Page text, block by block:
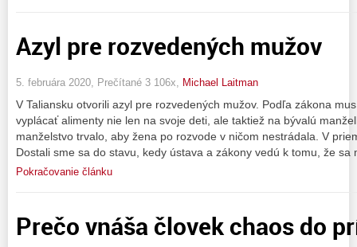
Azyl pre rozvedených mužov
5. februára 2020, Prečítané 3 106x, Michael Laitman
V Taliansku otvorili azyl pre rozvedených mužov. Podľa zákona
vyplácať alimenty nie len na svoje deti, ale taktiež na bývalú
manželstvo trvalo, aby žena po rozvode v ničom nestrádala. V
Dostali sme sa do stavu, kedy ústava a zákony vedú k tomu, že
Pokračovanie článku
Prečo vnáša človek chaos do